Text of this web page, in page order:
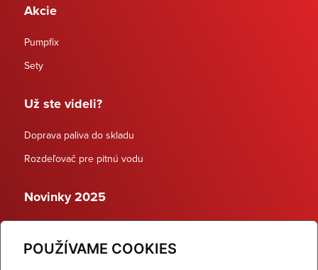
POUŽÍVAME COOKIES
Akcie
Pumpfix
Sety
Už ste videli?
Doprava paliva do skladu
Rozdeľovač pre pitnú vodu
Novinky 2025
Dynamické termostatické ventily